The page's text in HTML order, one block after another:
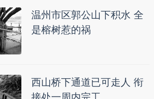
温州市区郭公山下积水 全
是榕树惹的祸
西山桥下通道已可走人 衔
接处一周内完工